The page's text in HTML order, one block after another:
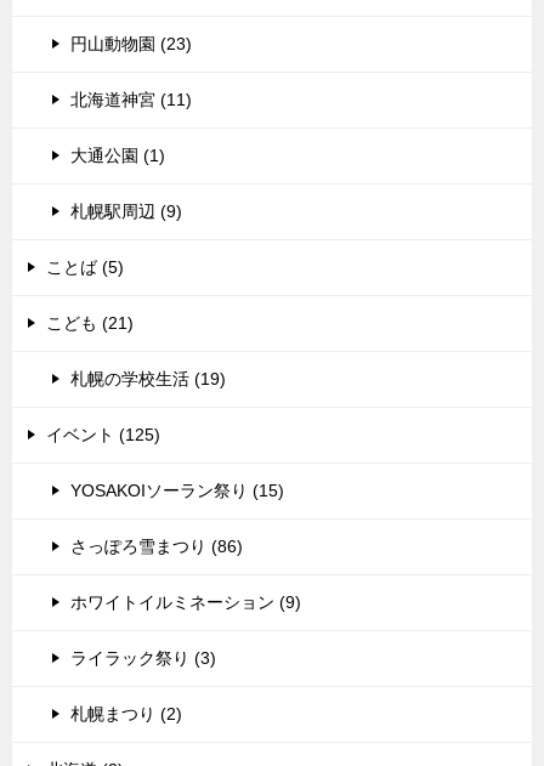
円山動物園 (23)
北海道神宮 (11)
大通公園 (1)
札幌駅周辺 (9)
ことば (5)
こども (21)
札幌の学校生活 (19)
イベント (125)
YOSAKOIソーラン祭り (15)
さっぽろ雪まつり (86)
ホワイトイルミネーション (9)
ライラック祭り (3)
札幌まつり (2)